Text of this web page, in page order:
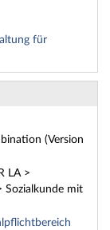
für
(Version
LA >
Sozialkunde mit